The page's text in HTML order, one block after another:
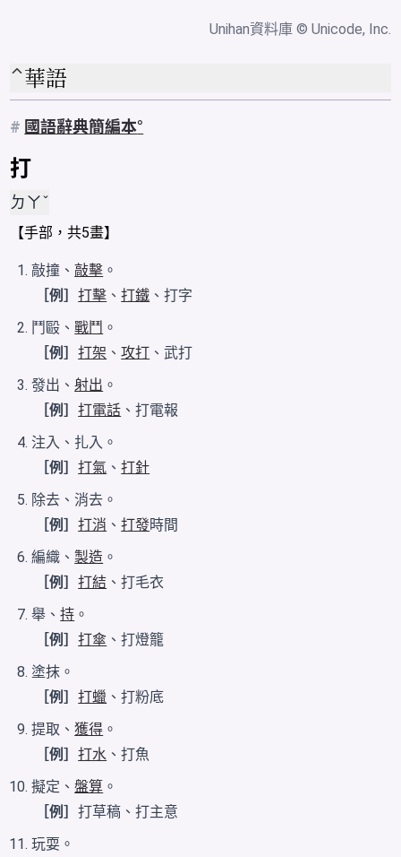
Unihan資料庫 © Unicode, Inc.
華語
# 國語辭典簡編本
打
ㄉㄚˇ
【手部，共5畫】
敲撞、敲擊 。
［例］打擊 、打鐵 、打字
鬥毆、戰鬥 。
［例］打架 、攻打 、武打
發出、射出 。
［例］打電話 、打電報
注入、扎入。
［例］打氣 、打針
除去、消去。
［例］打消 、打發時間
編織、製造 。
［例］打結 、打毛衣
舉、持 。
［例］打傘 、打燈籠
塗抹。
［例］打蠟 、打粉底
提取、獲得 。
［例］打水 、打魚
擬定、盤算 。
［例］打草稿、打主意
玩耍。